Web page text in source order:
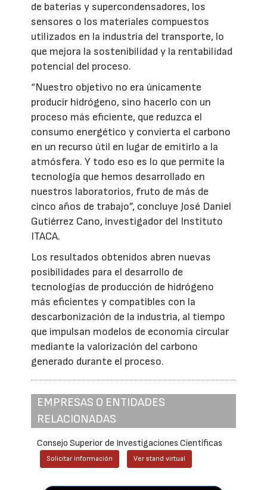
de baterías y supercondensadores, los
sensores o los materiales compuestos
utilizados en la industria del transporte, lo
que mejora la sostenibilidad y la rentabilidad
potencial del proceso.
“Nuestro objetivo no era únicamente
producir hidrógeno, sino hacerlo con un
proceso más eficiente, que reduzca el
consumo energético y convierta el carbono
en un recurso útil en lugar de emitirlo a la
atmósfera. Y todo eso es lo que permite la
tecnología que hemos desarrollado en
nuestros laboratorios, fruto de más de
cinco años de trabajo”, concluye José Daniel
Gutiérrez Cano, investigador del Instituto
ITACA.
Los resultados obtenidos abren nuevas
posibilidades para el desarrollo de
tecnologías de producción de hidrógeno
más eficientes y compatibles con la
descarbonización de la industria, al tiempo
que impulsan modelos de economía circular
mediante la valorización del carbono
generado durante el proceso.
EMPRESAS O ENTIDADES
RELACIONADAS
Consejo Superior de Investigaciones Científicas
Solicitar información Ver stand virtual